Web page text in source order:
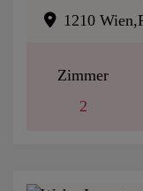
1210
Zimmer
2